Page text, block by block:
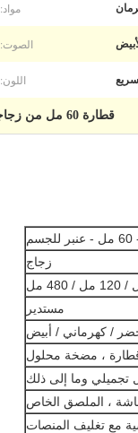
مواد:
الصوت:
اللون:
قطارة 60 مل من زجاجات بوسطن الزجاجية
زجاج
مستدير
/ كهرماني / أبيض
، مضخة محلول
تجميلي وما إلى ذلك
، الملصق الخاص
مع تغليف المنصات